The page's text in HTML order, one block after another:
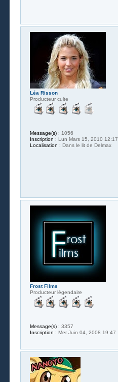
Léa Risson
Producteur culte
Message(s) : 1056
Inscription : Lun Mars 15, 2010 12:17
Localisation : Dans le lit de Delmax
Frost Films
Producteur légendaire
Message(s) : 3357
Inscription : Mer Juin 04, 2008 19:47